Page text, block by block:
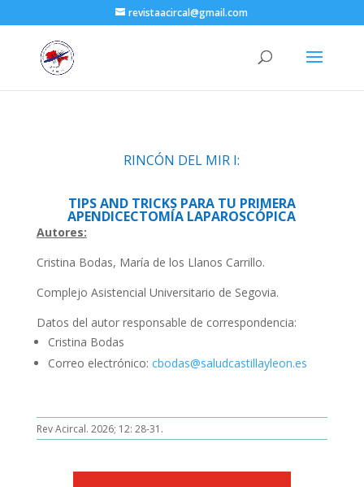
revistaacircal@gmail.com
RINCÓN DEL MIR I:
TIPS AND TRICKS PARA TU PRIMERA
APENDICECTOMÍA LAPAROSCÓPICA
Autores:
Cristina Bodas, María de los Llanos Carrillo.
Complejo Asistencial Universitario de Segovia.
Datos del autor responsable de correspondencia:
Cristina Bodas
Correo electrónico: cbodas@saludcastillayleon.es
Rev Acircal. 2026; 12: 28-31.